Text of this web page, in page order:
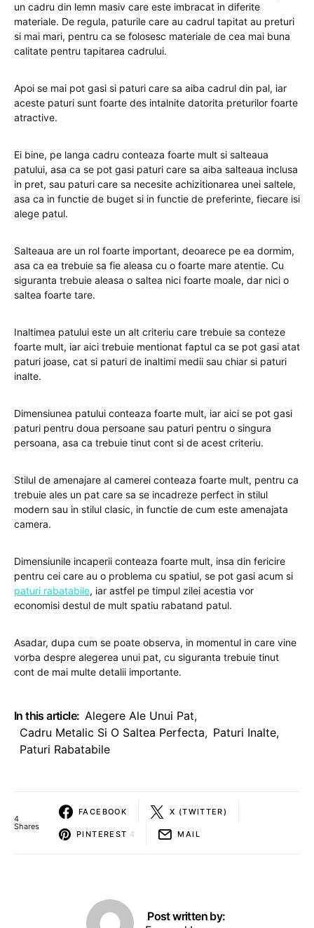
un cadru din lemn masiv care este imbracat in diferite
materiale. De regula, paturile care au cadrul tapitat au preturi
si mai mari, pentru ca se folosesc materiale de cea mai buna
calitate pentru tapitarea cadrului.
Apoi se mai pot gasi si paturi care sa aiba cadrul din pal, iar
aceste paturi sunt foarte des intalnite datorita preturilor foarte
atractive.
Ei bine, pe langa cadru conteaza foarte mult si salteaua
patului, asa ca se pot gasi paturi care sa aiba salteaua inclusa
in pret, sau paturi care sa necesite achizitionarea unei saltele,
asa ca in functie de buget si in functie de preferinte, fiecare isi
alege patul.
Salteaua are un rol foarte important, deoarece pe ea dormim,
asa ca ea trebuie sa fie aleasa cu o foarte mare atentie. Cu
siguranta trebuie aleasa o saltea nici foarte moale, dar nici o
saltea foarte tare.
Inaltimea patului este un alt criteriu care trebuie sa conteze
foarte mult, iar aici trebuie mentionat faptul ca se pot gasi atat
paturi joase, cat si paturi de inaltimi medii sau chiar si paturi
inalte.
Dimensiunea patului conteaza foarte mult, iar aici se pot gasi
paturi pentru doua persoane sau paturi pentru o singura
persoana, asa ca trebuie tinut cont si de acest criteriu.
Stilul de amenajare al camerei conteaza foarte mult, pentru ca
trebuie ales un pat care sa se incadreze perfect in stilul
modern sau in stilul clasic, in functie de cum este amenajata
camera.
Dimensiunile incaperii conteaza foarte mult, insa din fericire
pentru cei care au o problema cu spatiul, se pot gasi acum si
paturi rabatabile, iar astfel pe timpul zilei acestia vor
economisi destul de mult spatiu rabatand patul.
Asadar, dupa cum se poate observa, in momentul in care vine
vorba despre alegerea unui pat, cu siguranta trebuie tinut
cont de mai multe detalii importante.
In this article: Alegere Ale Unui Pat,
Cadru Metalic Si O Saltea Perfecta, Paturi Inalte,
Paturi Rabatabile
4
Shares
FACEBOOK X (TWITTER)
PINTEREST 4 MAIL
Post written by: